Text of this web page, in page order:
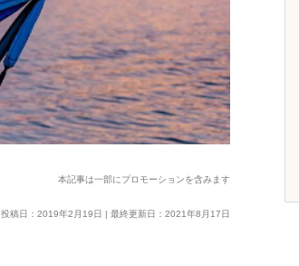
本記事は一部にプロモーションを含みます
投稿日：2019年2月19日 | 最終更新日：2021年8月17日